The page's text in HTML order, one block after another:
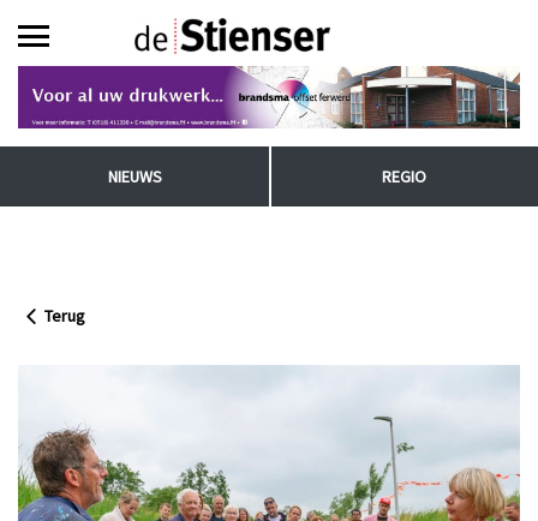
NIEUWS REGIO
Terug